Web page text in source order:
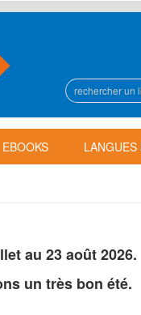
EBOOKS
au 23 août 2026.
un très bon été.